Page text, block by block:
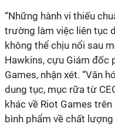
“Những hành vi thiếu
trường làm việc liên tục
không thể chịu nổi sau
Hawkins, cựu Giám đốc
Games, nhận xét. “Văn
dung tục, mục rữa từ
khác về Riot Games
bình phẩm về chất